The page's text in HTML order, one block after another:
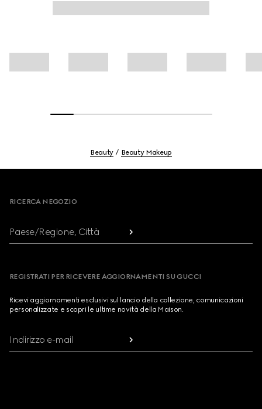
Beauty Beauty Makeup
RICERCA NEGOZIO
Paese/Regione, Città
REGISTRATI PER RICEVERE AGGIORNAMENTI SU GUCCI
Ricevi aggiornamenti esclusivi sul lancio della collezione, comunicazioni
personalizzate e scopri le ultime novità della Maison.
Indirizzo e-mail